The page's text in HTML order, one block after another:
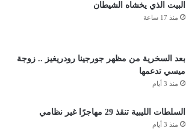
البيت الذي يخشاه الشيطان
منذ 17 ساعة
بعد السخرية من مظهر جورجينا رودريغيز .. زوجة
ميسي تدعمها
منذ 3 أيام
السلطات الليبية تنقذ 29 مهاجرًا غير نظامي
منذ 3 أيام